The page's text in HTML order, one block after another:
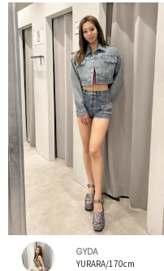
GYDA
YURARA/170cm